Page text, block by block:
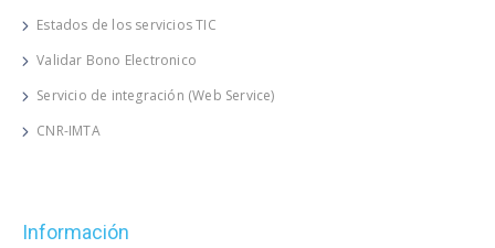
Estados de los servicios TIC
Validar Bono Electronico
Servicio de integración (Web Service)
CNR-IMTA
Información